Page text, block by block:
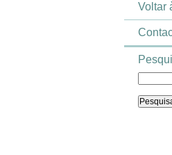
Voltar